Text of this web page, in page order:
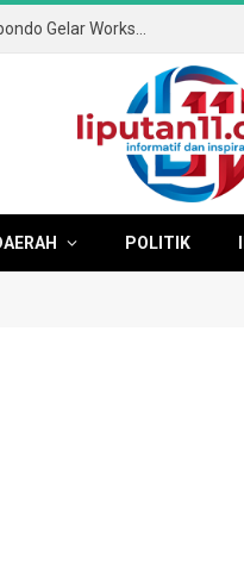
POLITIK